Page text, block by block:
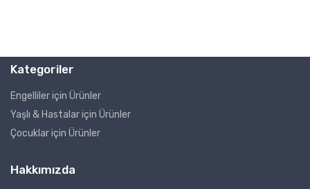
Kategoriler
Engelliler için Ürünler
Yaşlı & Hastalar için Ürünler
Çocuklar için Ürünler
Hakkımızda